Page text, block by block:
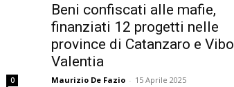
0
Beni confiscati alle mafie,
finanziati 12 progetti nelle
province di Catanzaro e Vibo
Valentia
Maurizio De Fazio - 15 Aprile 2025